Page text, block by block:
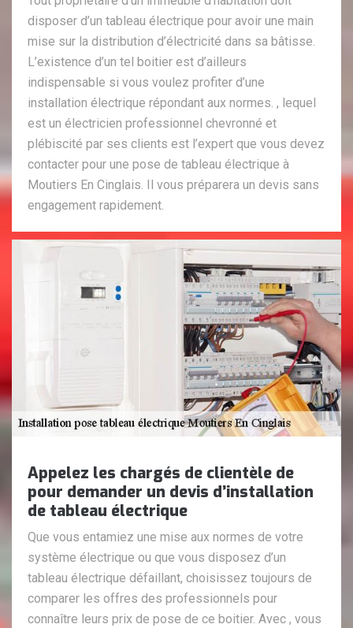
disposer d’un tableau électrique pour avoir une main
mise sur la distribution d’électricité dans sa bâtisse.
L’existence d’un tel boitier est d’ailleurs
indispensable si vous voulez profiter d’une
installation électrique répondant aux normes. , lequel
est un électricien professionnel chevronné et
plébiscité par ses clients est l’expert que vous devez
contacter pour une pose de tableau électrique à
Moutiers En Cinglais. Il vous préparera un devis sans
engagement rapidement.
Appelez les chargés de clientèle de
pour demander un devis d’installation
de tableau électrique
Que vous entamiez une mise aux normes de votre
système électrique ou que vous disposez d’un
tableau électrique défaillant, choisissez toujours de
comparer les offres des professionnels pour
connaître leurs prix de pose de ce boitier. Avec , vous